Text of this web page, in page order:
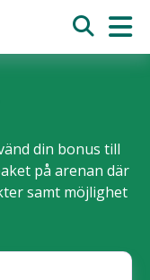
din bonus till
på arenan där
samt möjlighet